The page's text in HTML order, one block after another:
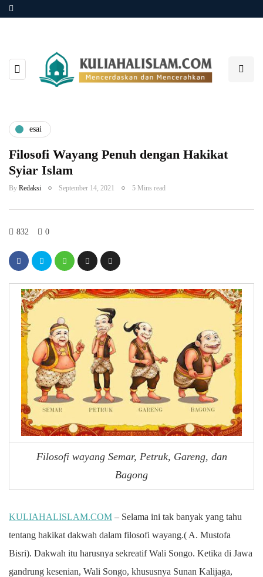
esai
Filosofi Wayang Penuh dengan Hakikat
Syiar Islam
By Redaksi September 14, 2021 5 Mins read
832 0
Filosofi wayang Semar, Petruk, Gareng, dan
Bagong
KULIAHALISLAM.COM – Selama ini tak banyak yang tahu
tentang hakikat dakwah dalam filosofi wayang.( A. Mustofa
Bisri). Dakwah itu harusnya sekreatif Wali Songo. Ketika di Jawa
gandrung kesenian, Wali Songo, khususnya Sunan Kalijaga,